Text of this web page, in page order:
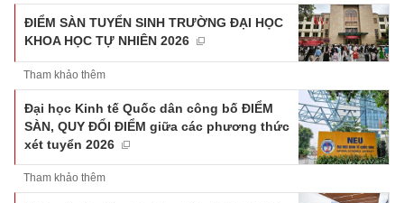
ĐIỂM SÀN TUYỂN SINH TRƯỜNG ĐẠI HỌC
KHOA HỌC TỰ NHIÊN 2026
Tham khảo thêm
Đại học Kinh tế Quốc dân công bố ĐIỂM
SÀN, QUY ĐỔI ĐIỂM giữa các phương thức
xét tuyển 2026
Tham khảo thêm